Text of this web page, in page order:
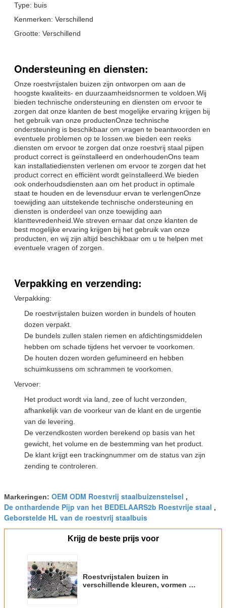
Type: buis
Kenmerken: Verschillend
Grootte: Verschillend
Ondersteuning en diensten:
Onze roestvrijstalen buizen zijn ontworpen om aan de
hoogste kwaliteits- en duurzaamheidsnormen te voldoen.Wij
bieden technische ondersteuning en diensten om ervoor te
zorgen dat onze klanten de best mogelijke ervaring krijgen bij
het gebruik van onze productenOnze technische
ondersteuning is beschikbaar om vragen te beantwoorden en
eventuele problemen op te lossen.we bieden een reeks
diensten om ervoor te zorgen dat onze roestvrij staal pijpen
product correct is geïnstalleerd en onderhoudenOns team
kan installatiediensten verlenen om ervoor te zorgen dat het
product correct en efficiënt wordt geïnstalleerd.We bieden
ook onderhoudsdiensten aan om het product in optimale
staat te houden en de levensduur ervan te verlengenOnze
toewijding aan uitstekende technische ondersteuning en
diensten is onderdeel van onze toewijding aan
klanttevredenheid.We streven ernaar dat onze klanten de
best mogelijke ervaring krijgen bij het gebruik van onze
producten, en wij zijn altijd beschikbaar om u te helpen met
eventuele vragen of zorgen.
Verpakking en verzending:
Verpakking:
De roestvrijstalen buizen worden in bundels of houten
dozen verpakt.
De bundels zullen stalen riemen en afdichtingsmiddelen
hebben om schade tijdens het vervoer te voorkomen.
De houten dozen worden gefumineerd en hebben
schuimkussens om schrammen te voorkomen.
Vervoer:
Het product wordt via land, zee of lucht verzonden,
afhankelijk van de voorkeur van de klant en de urgentie
van de levering.
De verzendkosten worden berekend op basis van het
gewicht, het volume en de bestemming van het product.
De klant krijgt een trackingnummer om de status van zijn
zending te controleren.
Markeringen: OEM ODM Roestvrij staalbuizenstelsel ,
De onthardende Pijp van het BEDELAARS2b Roestvrije staal ,
Geborstelde HL van de roestvrij staalbuis
Krijg de beste prijs voor
Roestvrijstalen buizen in
verschillende kleuren, vormen en